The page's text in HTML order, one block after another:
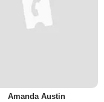
Amanda Austin